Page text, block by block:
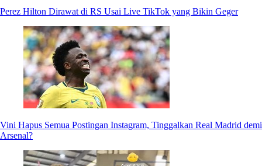
Perez Hilton Dirawat di RS Usai Live TikTok yang Bikin Geger
Vini Hapus Semua Postingan Instagram, Tinggalkan Real Madrid demi
Arsenal?